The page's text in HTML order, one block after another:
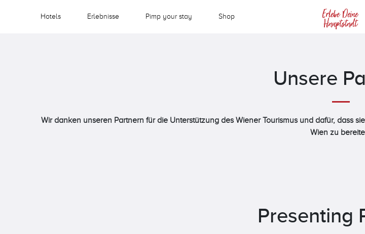
Hotels Erlebnisse Pimp your stay Shop
Unsere
Wir danken unseren Partnern für die Unterstützung des Wiener Tourismus und dafür, dass
Wien zu
Presenting